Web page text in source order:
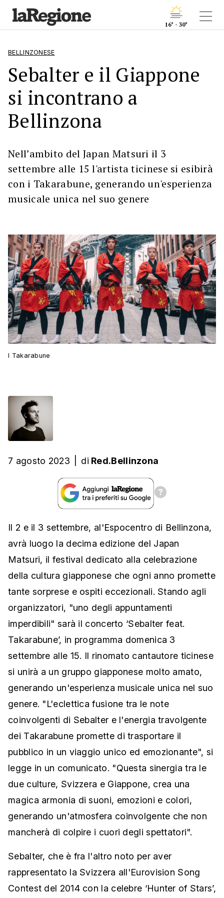
16° - 30°
BELLINZONESE
Sebalter e il Giappone
si incontrano a
Bellinzona
Nell’ambito del Japan Matsuri il 3
settembre alle 15 l'artista ticinese si esibirà
con i Takarabune, generando un'esperienza
musicale unica nel suo genere
I Takarabune
7 agosto 2023 di Red.Bellinzona
Il 2 e il 3 settembre, al'Espocentro di Bellinzona,
avrà luogo la decima edizione del Japan
Matsuri, il festival dedicato alla celebrazione
della cultura giapponese che ogni anno promette
tante sorprese e ospiti eccezionali. Stando agli
organizzatori, "uno degli appuntamenti
imperdibili" sarà il concerto ‘Sebalter feat.
Takarabune’, in programma domenica 3
settembre alle 15. Il rinomato cantautore ticinese
si unirà a un gruppo giapponese molto amato,
generando un'esperienza musicale unica nel suo
genere. "L'eclettica fusione tra le note
coinvolgenti di Sebalter e l'energia travolgente
dei Takarabune promette di trasportare il
pubblico in un viaggio unico ed emozionante", si
legge in un comunicato. "Questa sinergia tra le
due culture, Svizzera e Giappone, crea una
magica armonia di suoni, emozioni e colori,
generando un'atmosfera coinvolgente che non
mancherà di colpire i cuori degli spettatori".
Sebalter, che è fra l'altro noto per aver
rappresentato la Svizzera all'Eurovision Song
Contest del 2014 con la celebre ‘Hunter of Stars’,